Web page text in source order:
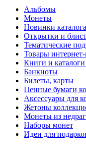
Альбомы
Монеты
Новинки каталога
Открытки и
Тематические
Товары
Книги и
Банкноты
Билеты, карты
Ценные бумаги
Аксессуары для
Жетоны
Монеты из
Наборы монет
Идеи для